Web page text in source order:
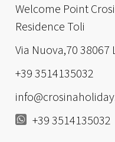
Welcome Point
Residence Toli
Via Nuova,70 38067
+39 3514135032
+39 3514135032